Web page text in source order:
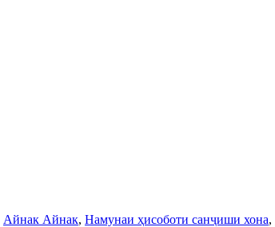
Айнак Айнак, Намунаи ҳисоботи санҷиши хона,